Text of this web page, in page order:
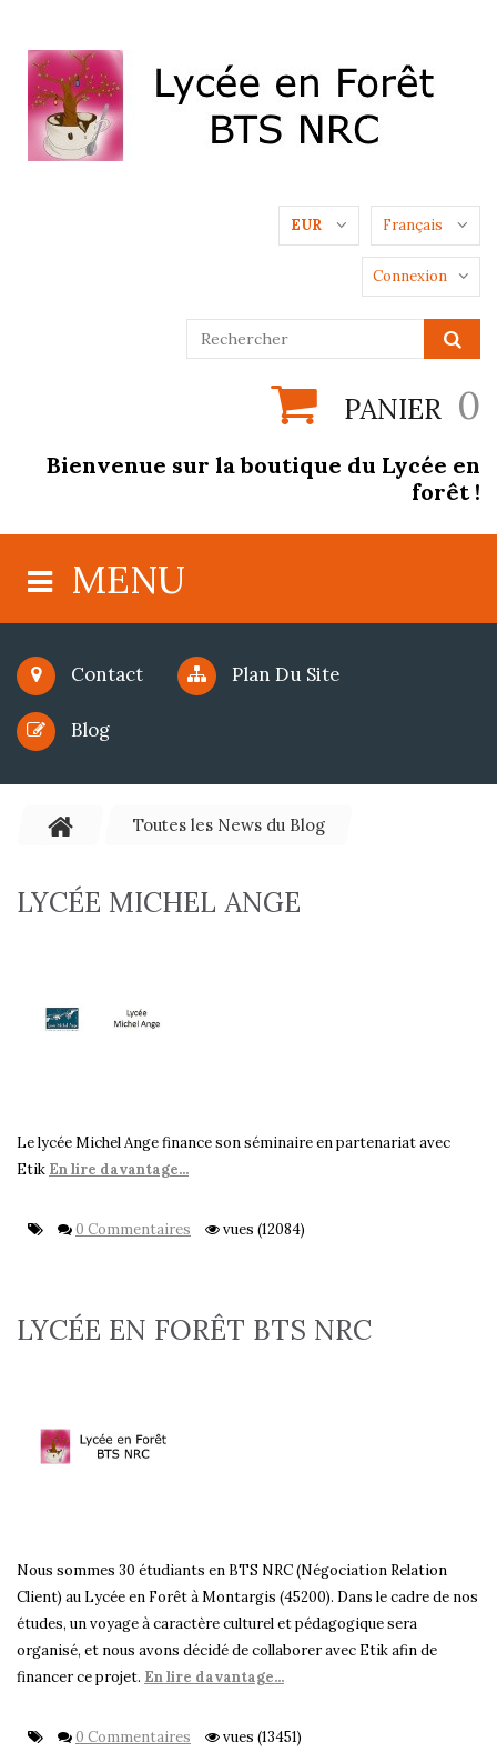
Français
EUR
Connexion
PANIER 0
Bienvenue sur la boutique du Lycée en
forêt !
MENU
Contact Plan Du Site
Blog
Toutes les News du Blog
LYCÉE MICHEL ANGE
Le lycée Michel Ange finance son séminaire en partenariat avec
Etik En lire davantage...
0 Commentaires vues (12084)
LYCÉE EN FORÊT BTS NRC
Nous sommes 30 étudiants en BTS NRC (Négociation Relation
Client) au Lycée en Forêt à Montargis (45200). Dans le cadre de nos
études, un voyage à caractère culturel et pédagogique sera
organisé, et nous avons décidé de collaborer avec Etik afin de
financer ce projet. En lire davantage...
0 Commentaires vues (13451)